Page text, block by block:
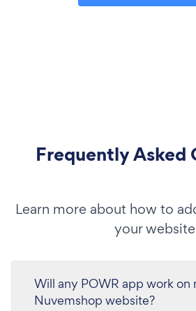
Frequently Asked
Learn more about how to
your
Will any POWR app work on
Nuvemshop website?